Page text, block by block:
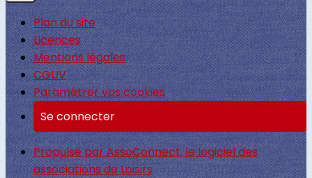
Plan du site
Licences
Mentions légales
CGUV
Paramétrer vos cookies
Se connecter
Propulsé par AssoConnect, le logiciel des
associations de Loisirs